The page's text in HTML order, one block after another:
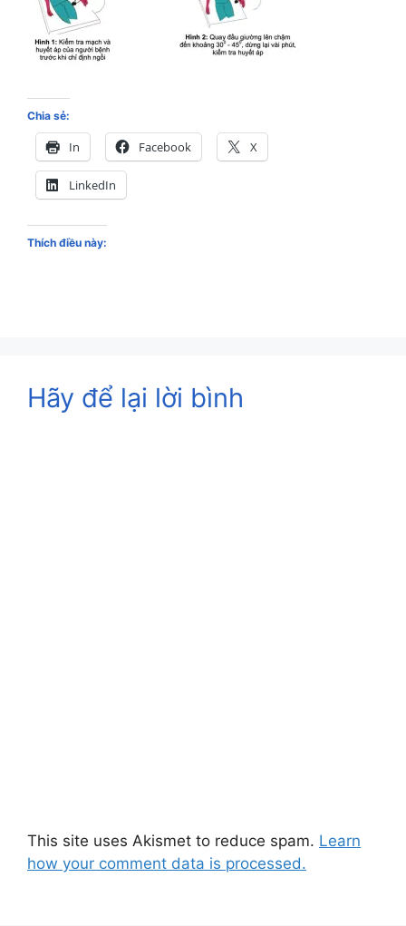
Chia sẻ:
In Facebook X
LinkedIn
Thích điều này:
Hãy để lại lời bình
This site uses Akismet to reduce spam. Learn
how your comment data is processed.